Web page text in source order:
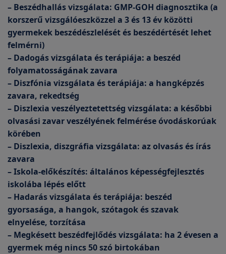
– Beszédhallás vizsgálata: GMP-GOH diagnosztika (a
korszerű vizsgálóeszközzel a 3 és 13 év közötti
gyermekek beszédészlelését és beszédértését lehet
felmérni)
– Dadogás vizsgálata és terápiája: a beszéd
folyamatosságának zavara
– Diszfónia vizsgálata és terápiája: a hangképzés
zavara, rekedtség
– Diszlexia veszélyeztetettség vizsgálata: a későbbi
olvasási zavar veszélyének felmérése óvodáskorúak
körében
– Diszlexia, diszgráfia vizsgálata: az olvasás és írás
zavara
– Iskola-előkészítés: általános képességfejlesztés
iskolába lépés előtt
– Hadarás vizsgálata és terápiája: beszéd
gyorsasága, a hangok, szótagok és szavak
elnyelése, torzítása
– Megkésett beszédfejlődés vizsgálata: ha 2 évesen a
gyermek még nincs 50 szó birtokában